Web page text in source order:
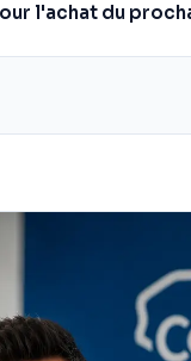
l'achat du